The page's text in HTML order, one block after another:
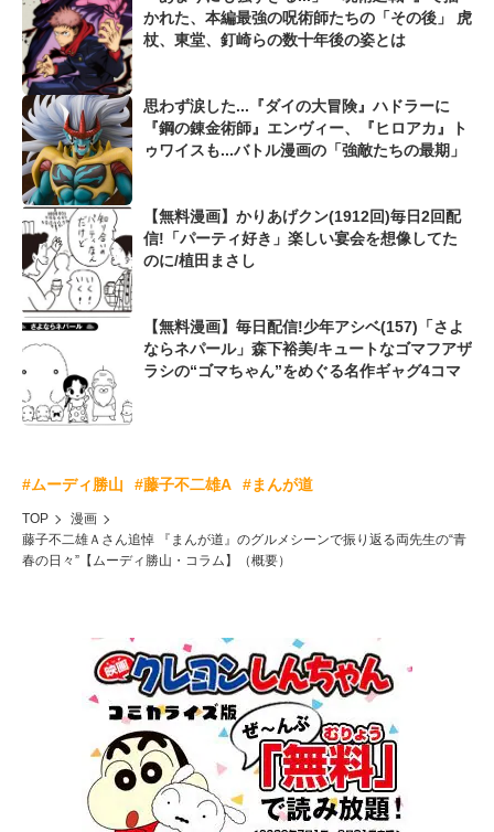
かれた、本編最強の呪術師たちの「その後」 虎
杖、東堂、釘崎らの数十年後の姿とは
思わず涙した...『ダイの大冒険』ハドラーに
『鋼の錬金術師』エンヴィー、『ヒロアカ』ト
ゥワイスも...バトル漫画の「強敵たちの最期」
【無料漫画】かりあげクン(1912回)毎日2回配
信!「パーティ好き」楽しい宴会を想像してた
のに/植田まさし
【無料漫画】毎日配信!少年アシベ(157)「さよ
ならネパール」森下裕美/キュートなゴマフアザ
ラシの“ゴマちゃん”をめぐる名作ギャグ4コマ
#ムーディ勝山 #藤子不二雄A #まんが道
TOP
漫画
藤子不二雄Ａさん追悼 『まんが道』のグルメシーンで振り返る両先生の“青
春の日々”【ムーディ勝山・コラム】（概要）